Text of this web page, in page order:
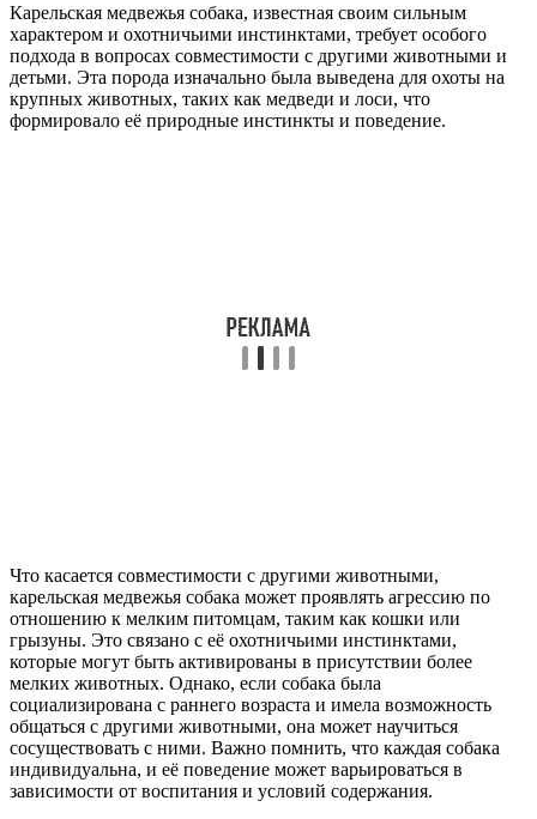
Карельская медвежья собака, известная своим сильным
характером и охотничьими инстинктами, требует особого
подхода в вопросах совместимости с другими животными и
детьми. Эта порода изначально была выведена для охоты на
крупных животных, таких как медведи и лоси, что
формировало её природные инстинкты и поведение.
Что касается совместимости с другими животными,
карельская медвежья собака может проявлять агрессию по
отношению к мелким питомцам, таким как кошки или
грызуны. Это связано с её охотничьими инстинктами,
которые могут быть активированы в присутствии более
мелких животных. Однако, если собака была
социализирована с раннего возраста и имела возможность
общаться с другими животными, она может научиться
сосуществовать с ними. Важно помнить, что каждая собака
индивидуальна, и её поведение может варьироваться в
зависимости от воспитания и условий содержания.